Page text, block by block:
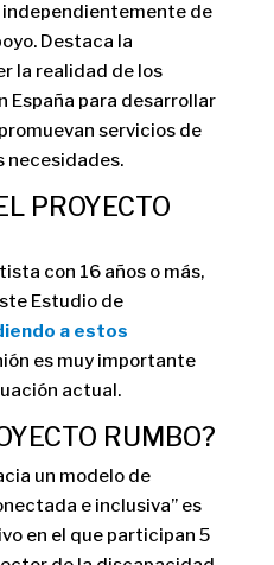
de
Destaca la
la realidad de los
España para desarrollar
servicios de
necesidades.
PROYECTO
con 16 años o más,
Estudio de
a estos
es muy importante
actual.
RUMBO?
un modelo de
e inclusiva” es
en el que participan 5